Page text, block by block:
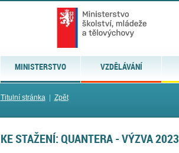
MINISTERSTVO VZDĚLÁVÁNÍ
Titulní stránka| Zpět
KE STAŽENÍ: QUANTERA - VÝZVA 2023